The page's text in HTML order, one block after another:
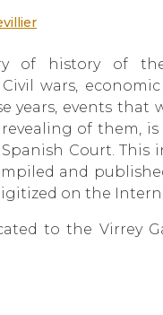
of history of
wars,
years, events
of them,
Court. This
and
on the
to the Virrey